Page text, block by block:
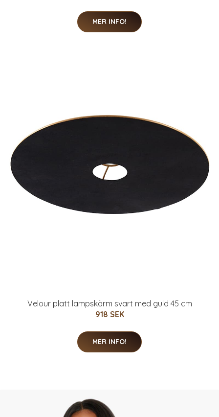
MER INFO!
Velour platt lampskärm svart med guld 45 cm
918 SEK
MER INFO!